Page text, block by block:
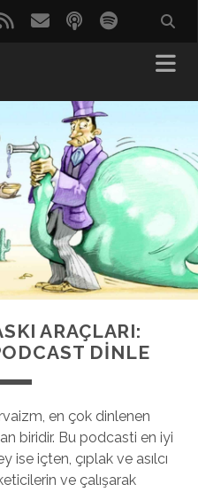
rss epostapodcastspotify
ARAÇLARI:
DINLE
en çok dinlenen
biridir. Bu podcasti en iyi
içten, çıplak ve asılcı
ve çalışarak